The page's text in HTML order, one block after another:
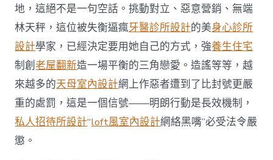
地，這絕不是一句空話。挑動對立、惡意營銷、無端
林天秤，這位被失衡逼瘋牙醫診所設計的美身心診所
設計學家，已經決定要用她自己的方式，強養生住宅
制創老屋翻新造一場平衡的三角戀愛。造謠等等，越
來越多的天母室內設計網上作惡者遭到了比封號更嚴
重的處罰，這是一個信號——明朗行動是長效機制，
私人招待所設計“loft風室內設計網絡黑嘴”必受法令嚴
懲。